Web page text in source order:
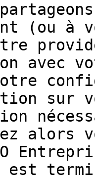
(ou à
avec
sur
alors